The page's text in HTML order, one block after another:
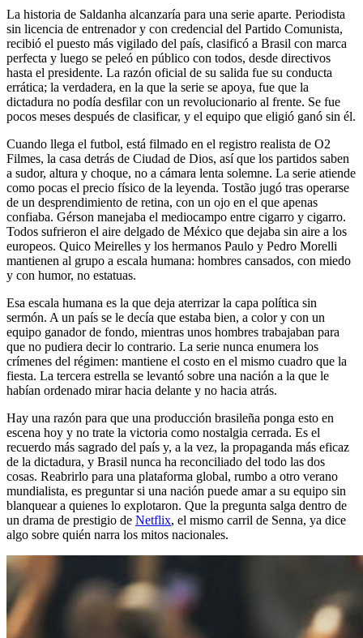
La historia de Saldanha alcanzaría para una serie aparte. Periodista
sin licencia de entrenador y con credencial del Partido Comunista,
recibió el puesto más vigilado del país, clasificó a Brasil con marca
perfecta y luego se peleó en público con todos, desde directivos
hasta el presidente. La razón oficial de su salida fue su conducta
errática; la verdadera, en la que la serie se apoya, fue que la
dictadura no podía desfilar con un revolucionario al frente. Se fue
pocos meses después de clasificar, y el equipo que eligió ganó sin él.
Cuando llega el futbol, está filmado en el registro realista de O2
Filmes, la casa detrás de Ciudad de Dios, así que los partidos saben
a sudor, altura y choque, no a cámara lenta solemne. La serie atiende
como pocas el precio físico de la leyenda. Tostão jugó tras operarse
de un desprendimiento de retina, con un ojo en el que apenas
confiaba. Gérson manejaba el mediocampo entre cigarro y cigarro.
Todos sufrieron el aire delgado de México que dejaba sin aire a los
europeos. Quico Meirelles y los hermanos Paulo y Pedro Morelli
mantienen al grupo a escala humana: hombres cansados, con miedo
y con humor, no estatuas.
Esa escala humana es la que deja aterrizar la capa política sin
sermón. A un país se le decía que estaba bien, a color y con un
equipo ganador de fondo, mientras unos hombres trabajaban para
que no pudiera decir lo contrario. La serie nunca enumera los
crímenes del régimen: mantiene el costo en el mismo cuadro que la
fiesta. La tercera estrella se levantó sobre una nación a la que le
habían ordenado mirar hacia delante y no hacia atrás.
Hay una razón para que una producción brasileña ponga esto en
escena hoy y no trate la victoria como nostalgia cerrada. Es el
recuerdo más sagrado del país y, a la vez, la propaganda más eficaz
de la dictadura, y Brasil nunca ha reconciliado del todo las dos
cosas. Reabrirlo para una plataforma global, rumbo a otro verano
mundialista, es preguntar si una nación puede amar a su equipo sin
blanquear a quienes lo explotaron. Que la pregunta salga dentro de
un drama de prestigio de Netflix, el mismo carril de Senna, ya dice
algo sobre quién narra los mitos nacionales.